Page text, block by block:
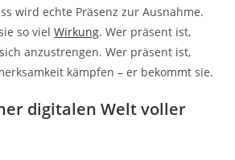
wird echte Präsenz zur Ausnahme.
so vielWirkung. Wer präsent ist,
anzustrengen. Wer präsent ist,
kämpfen – er bekommt sie.
digitalen Welt voller